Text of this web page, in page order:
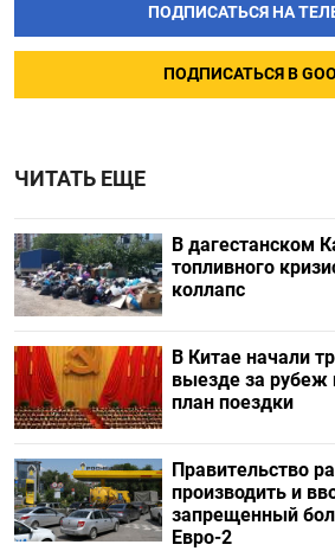
ПОДПИСАТЬСЯ НА
ПОДПИСАТЬСЯ В
ЧИТАТЬ ЕЩЕ
В дагестанском
топливного
коллапс
В Китае начали
выезде за
план поездки
Правительство
производить и
запрещенный
Евро-2